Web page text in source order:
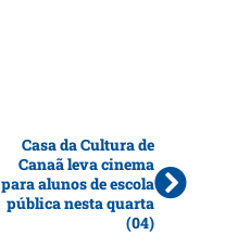
Casa da Cultura de
Canaã leva cinema
para alunos de escola
pública nesta quarta
(04)